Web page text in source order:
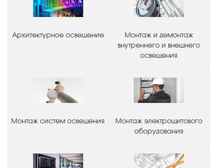
Архитектурное освещение
Монтаж и демонтаж
внутреннего и внешнего
освещения
Монтаж систем освещения
Монтаж электрощитового
оборудования